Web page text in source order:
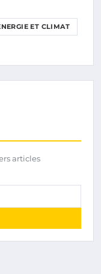
ET CLIMAT
articles